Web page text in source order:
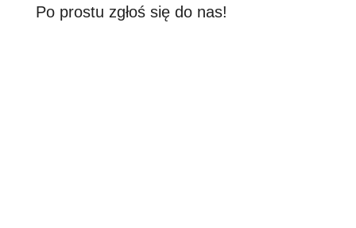
Po prostu zgłoś się do nas!